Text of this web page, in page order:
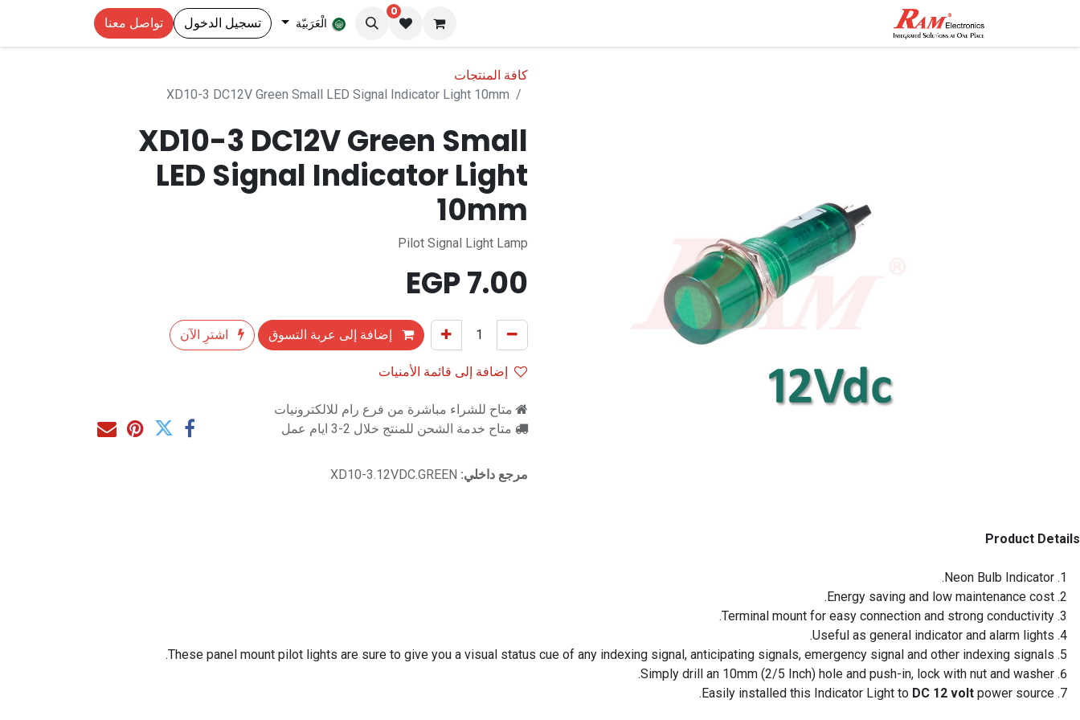
0
الْعَرَبيّة تسجيل الدخول تواصل معنا
كافة المنتجات
XD10-3 DC12V Green Small LED Signal Indicator Light 10mm
XD10-3 DC12V Green Small
LED Signal Indicator Light
10mm
Pilot Signal Light Lamp
7.00
إضافة إلى عربة التسوق
اشترِ الآن
إضافة إلى قائمة الأمنيات
متاح للشراء مباشرة من فرع رام للالكترونيات
متاح خدمة الشحن للمنتج خلال 2-3 ايام عمل
مرجع داخلي: XD10-3.12VDC.GREEN
Product Details
Neon Bulb Indicator.
Energy saving and low maintenance cost.
Terminal mount for easy connection and strong conductivity.
Useful as general indicator and alarm lights.
These panel mount pilot lights are sure to give you a visual status cue of any indexing signal, anticipating signals, emergency signal and other indexing signals.
Simply drill an 10mm (2/5 Inch) hole and push-in, lock with nut and washer.
Easily installed this Indicator Light to DC 12 volt power source.